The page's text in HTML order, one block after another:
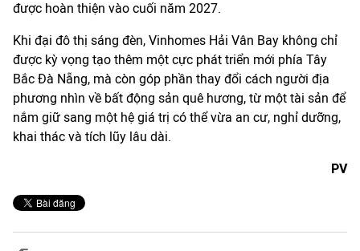
được hoàn thiện vào cuối năm 2027.
Khi đại đô thị sáng đèn, Vinhomes Hải Vân Bay không chỉ
được kỳ vọng tạo thêm một cực phát triển mới phía Tây
Bắc Đà Nẵng, mà còn góp phần thay đổi cách người địa
phương nhìn về bất động sản quê hương, từ một tài sản để
nắm giữ sang một hệ giá trị có thể vừa an cư, nghỉ dưỡng,
khai thác và tích lũy lâu dài.
PV